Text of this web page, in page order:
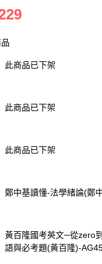
此商品已下架
此商品已下架
此商品已下架
鄭中基讀懂-法學緒論(鄭
黃百隆國考英文─從zero
語與必考題(黃百隆)-